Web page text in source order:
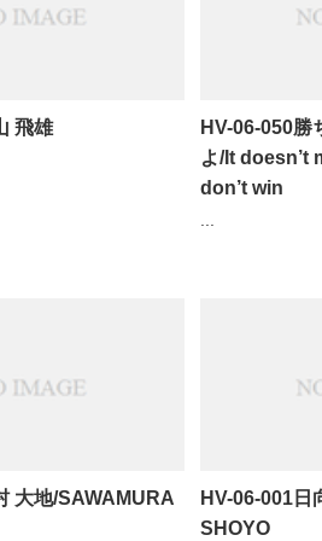
飛雄
HV-06-050勝
よ/It doesn’t
don’t win
大地/SAWAMURA
HV-06-001日
SHOYO